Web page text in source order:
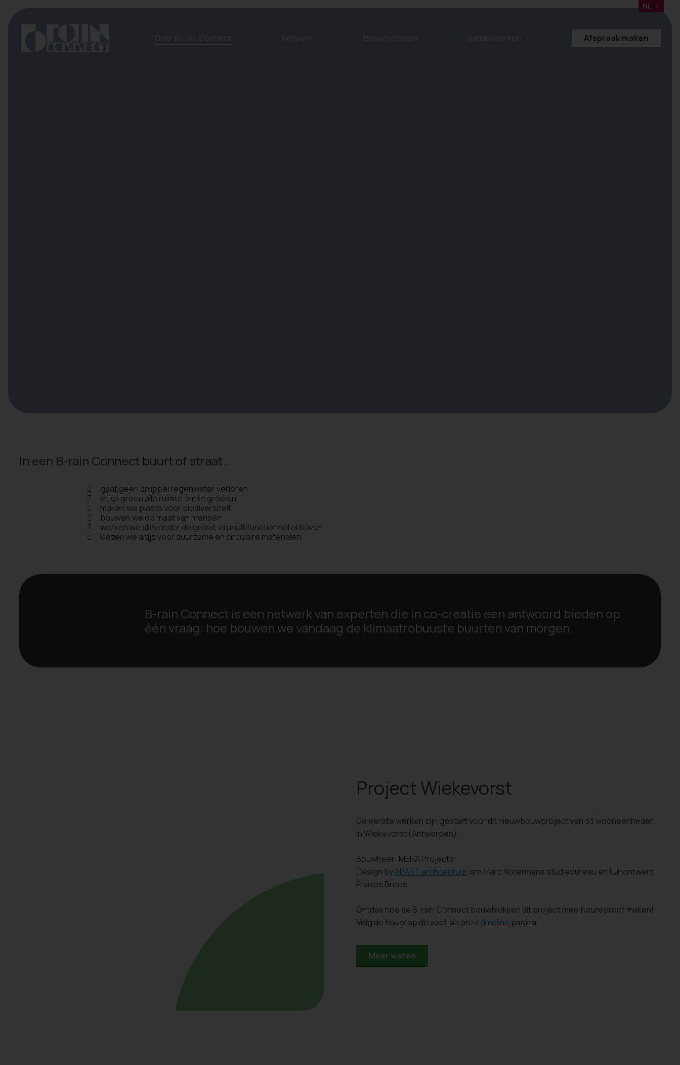
NL
Afspraak maken
In een B-rain Connect buurt of straat…
gaat geen druppel regenwater verloren
krijgt groen alle ruimte om te groeien
maken we plaats voor biodiversiteit
bouwen we op maat van mensen
werken we slim onder de grond, en multifunctioneel erboven
kiezen we altijd voor duurzame en circulaire materialen
B-rain Connect is een netwerk van experten die in co-creatie een antwoord bieden op
één vraag: hoe bouwen we vandaag de klimaatrobuuste buurten van morgen.
Project Wiekevorst
De eerste werken zijn gestart voor dit nieuwbouwproject van 33 wooneenheden
in Wiekevorst (Antwerpen).
Bouwheer: MEHA Projects
Design byAPART architectuur ism Marc Notermans studiebureau en tuinontwerp
Francis Broos
Ontdek hoe de B-rain Connect bouwblokken dit project mee futureproof maken!
Volg de bouw op de voet via onzetimeline pagina.
Meer weten